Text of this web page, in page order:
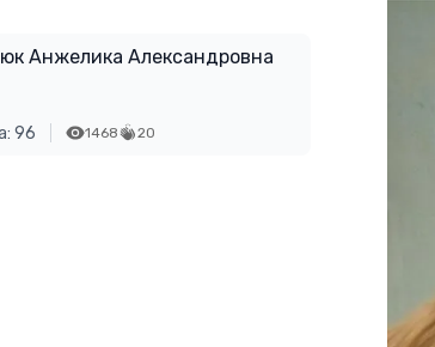
Анжелика Александровна
96 1468 20